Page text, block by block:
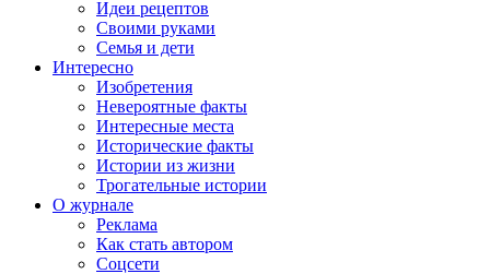
Идеи рецептов
Своими руками
Семья и дети
Интересно
Изобретения
Невероятные факты
Интересные места
Исторические факты
Истории из жизни
Трогательные истории
О журнале
Реклама
Как стать автором
Соцсети